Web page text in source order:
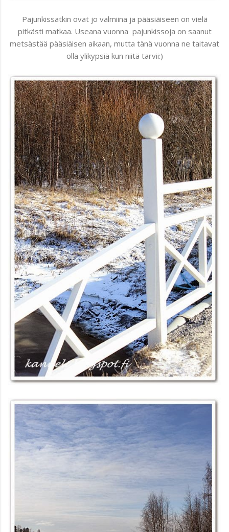
Pajunkissatkin ovat jo valmiina ja pääsiäiseen on vielä
pitkästi matkaa. Useana vuonna pajunkissoja on saanut
metsästää pääsiäisen aikaan, mutta tänä vuonna ne taitavat
olla ylikypsiä kun niitä tarvii:)